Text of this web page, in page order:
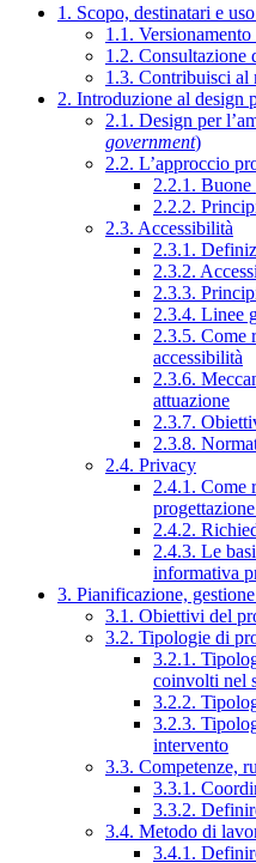
1. Scopo, destinatari e
1.1.
1.2. Consultazione
1.3. Contribuisci al
2. Introduzione al design
2.1. Design per
government)
2.2. L’approccio
2.2.1. Buone
2.2.2.
2.3. Accessibilità
2.3.1.
2.3.2.
2.3.3.
2.3.4. Linee
2.3.5. Come
accessibilità
2.3.6.
attuazione
2.3.7.
2.3.8.
2.4. Privacy
2.4.1. Come
2.4.2.
2.4.3. Le
informativa
3. Pianificazione,
3.1. Obiettivi del
3.2. Tipologie di
3.2.1.
coinvolti nel
3.2.2.
3.2.3.
intervento
3.3. Competenze,
3.3.1.
3.3.2.
3.4. Metodo di
3.4.1.